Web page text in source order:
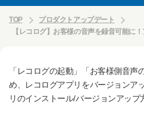
TOP
プロダクトアップデート
【レコログ】お客様の音声を録音可能に
「レコログの起動」「お客様側音声
め、レコログアプリをバージョンア
リのインストール/バージョンアップ